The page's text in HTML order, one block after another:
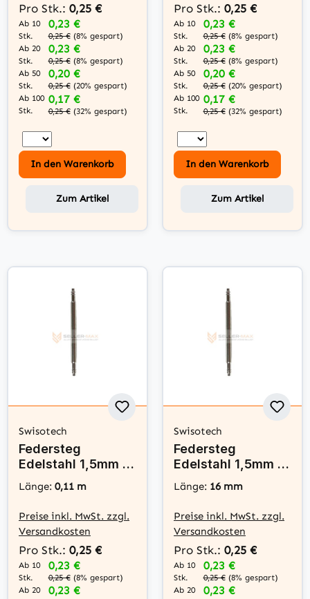
Pro Stk.: 0,25 €
Ab 10
Stk.
0,23 €
0,25 € (8% gespart)
Ab 20
Stk.
0,23 €
0,25 € (8% gespart)
Ab 50
Stk.
0,20 €
0,25 € (20% gespart)
Ab 100
Stk.
0,17 €
0,25 € (32% gespart)
In den Warenkorb
Zum Artikel
Pro Stk.: 0,25 €
Ab 10
Stk.
0,23 €
0,25 € (8% gespart)
Ab 20
Stk.
0,23 €
0,25 € (8% gespart)
Ab 50
Stk.
0,20 €
0,25 € (20% gespart)
Ab 100
Stk.
0,17 €
0,25 € (32% gespart)
In den Warenkorb
Zum Artikel
Swisotech
Federsteg
Edelstahl 1,5mm x
11mm - Swisotech
Länge: 0,11 m
Preise inkl. MwSt. zzgl.
Versandkosten
Pro Stk.: 0,25 €
Ab 10
Stk.
0,23 €
0,25 € (8% gespart)
Ab 20
0,23 €
Swisotech
Federsteg
Edelstahl 1,5mm x
16mm - Swisotech
Länge: 16 mm
Preise inkl. MwSt. zzgl.
Versandkosten
Pro Stk.: 0,25 €
Ab 10
Stk.
0,23 €
0,25 € (8% gespart)
Ab 20
0,23 €